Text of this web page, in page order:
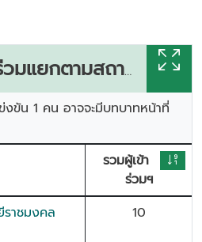
มแยกตามสถาบัน
งขัน 1 คน อาจจะมีบทบาทหน้าที่
รวมผู้เข้า
ร่วมฯ
ราชมงคล
10